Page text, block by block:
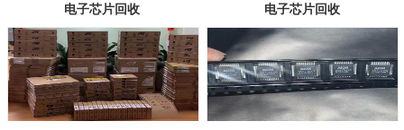
电子芯片回收 电子芯片回收